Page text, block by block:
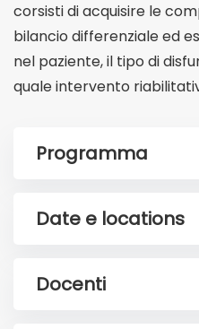
corsisti di acquisire le
bilancio differenziale ed
nel paziente, il tipo di
quale intervento
Programma
Date e locations
Docenti